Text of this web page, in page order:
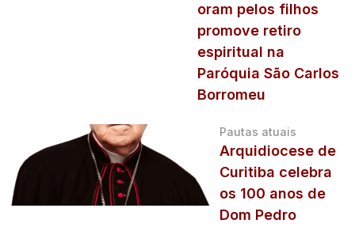
oram pelos filhos
promove retiro
espiritual na
Paróquia São Carlos
Borromeu
Pautas atuais
Arquidiocese de
Curitiba celebra
os 100 anos de
Dom Pedro